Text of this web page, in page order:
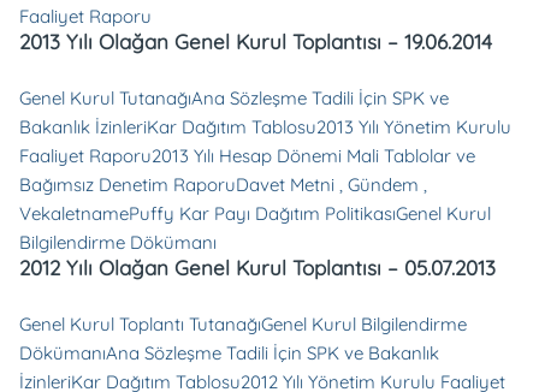
Faaliyet Raporu
2013 Yılı Olağan Genel Kurul Toplantısı – 19.06.2014
Genel Kurul TutanağıAna Sözleşme Tadili İçin SPK ve
Bakanlık İzinleriKar Dağıtım Tablosu2013 Yılı Yönetim Kurulu
Faaliyet Raporu2013 Yılı Hesap Dönemi Mali Tablolar ve
Bağımsız Denetim RaporuDavet Metni , Gündem ,
VekaletnamePuffy Kar Payı Dağıtım PolitikasıGenel Kurul
Bilgilendirme Dökümanı
2012 Yılı Olağan Genel Kurul Toplantısı – 05.07.2013
Genel Kurul Toplantı TutanağıGenel Kurul Bilgilendirme
DökümanıAna Sözleşme Tadili İçin SPK ve Bakanlık
İzinleriKar Dağıtım Tablosu2012 Yılı Yönetim Kurulu Faaliyet